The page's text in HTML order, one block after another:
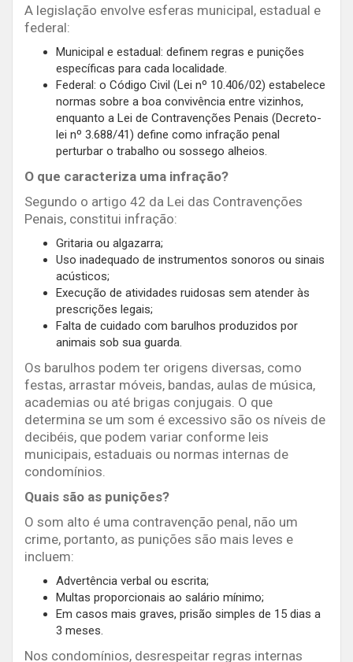
A legislação envolve esferas municipal, estadual e
federal:
Municipal e estadual: definem regras e punições
específicas para cada localidade.
Federal: o Código Civil (Lei nº 10.406/02) estabelece
normas sobre a boa convivência entre vizinhos,
enquanto a Lei de Contravenções Penais (Decreto-
lei nº 3.688/41) define como infração penal
perturbar o trabalho ou sossego alheios.
O que caracteriza uma infração?
Segundo o artigo 42 da Lei das Contravenções
Penais, constitui infração:
Gritaria ou algazarra;
Uso inadequado de instrumentos sonoros ou sinais
acústicos;
Execução de atividades ruidosas sem atender às
prescrições legais;
Falta de cuidado com barulhos produzidos por
animais sob sua guarda.
Os barulhos podem ter origens diversas, como
festas, arrastar móveis, bandas, aulas de música,
academias ou até brigas conjugais. O que
determina se um som é excessivo são os níveis de
decibéis, que podem variar conforme leis
municipais, estaduais ou normas internas de
condomínios.
Quais são as punições?
O som alto é uma contravenção penal, não um
crime, portanto, as punições são mais leves e
incluem:
Advertência verbal ou escrita;
Multas proporcionais ao salário mínimo;
Em casos mais graves, prisão simples de 15 dias a
3 meses.
Nos condomínios, desrespeitar regras internas